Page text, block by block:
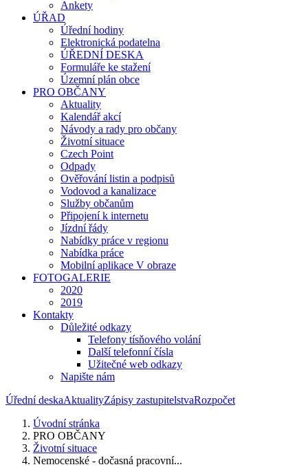
Ankety
ÚŘAD
Úřední hodiny
Elektronická podatelna
ÚŘEDNÍ DESKA
Formuláře ke stažení
Územní plán obce
PRO OBČANY
Aktuality
Kalendář akcí
Návody a rady pro občany
Životní situace
Czech Point
Odpady
Ověřování listin a podpisů
Vodovod a kanalizace
Služby občanům
Připojení k internetu
Jízdní řády
Nabídky práce v regionu
Nabídka práce
Mobilní aplikace V obraze
FOTOGALERIE
2020
2019
Kontakty
Důležité odkazy
Telefony tísňového volání
Další telefonní čísla
Užitečné web odkazy
Napište nám
Úřední deskaAktualityZápisy zastupitelstvaRozpočet
Úvodní stránka
PRO OBČANY
Životní situace
Nemocenské - dočasná pracovní...